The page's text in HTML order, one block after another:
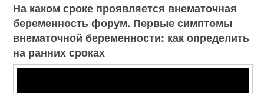
На каком сроке проявляется внематочная
беременность форум. Первые симптомы
внематочной беременности: как определить
на ранних сроках